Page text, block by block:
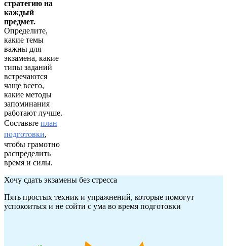
стратегию на
каждый
предмет.
Определите,
какие темы
важны для
экзамена, какие
типы заданий
встречаются
чаще всего,
какие методы
запоминания
работают лучше.
Составьте план
подготовки,
чтобы грамотно
распределить
время и силы.
Хочу сдать экзамены без стресса
Пять простых техник и упражнений, которые помогут
успокоиться и не сойти с ума во время подготовки